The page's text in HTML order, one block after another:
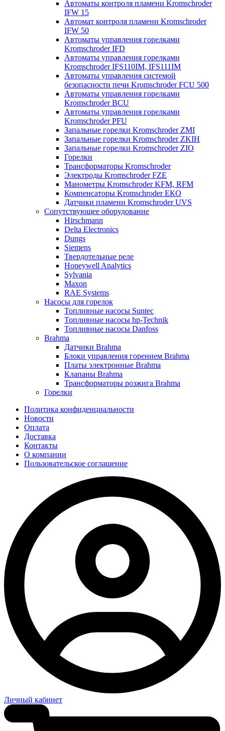
Автоматы контроля пламени Kromschroder
IFW 15
Автомат контроля пламени Kromschroder
IFW 50
Автоматы управления горелками
Kromschroder IFD
Автоматы управления горелками
Kromschroder IFS110IM, IFS111IM
Автоматы управления системой
безопасности печи Kromschroder FCU 500
Автоматы управления горелками
Kromschroder BCU
Автоматы управления горелками
Kromschroder PFU
Запальные горелки Kromschroder ZМI
Запальные горелки Kromschroder ZKIH
Запальные горелки Kromschroder ZIO
Горелки
Трансформаторы Kromschroder
Электроды Kromschroder FZE
Манометры Kromschroder KFM, RFM
Компенсаторы Kromschroder ЕКО
Датчики пламени Kromschroder UVS
Сопутствующее оборудование
Hirschmann
Delta Electronics
Dungs
Siemens
Твердотельные реле
Honeywell Analytics
Sylvania
Maxon
RAE Systems
Насосы для горелок
Топливные насосы Suntec
Топливные насосы hp-Technik
Топливные насосы Danfoss
Brahma
Датчики Brahma
Блоки управления горением Brahma
Платы электронные Brahma
Клапаны Brahma
Трансформаторы розжига Brahma
Горелки
Политика конфиденциальности
Новости
Оплата
Доставка
Контакты
О компании
Пользовательское соглашение
Личный кабинет